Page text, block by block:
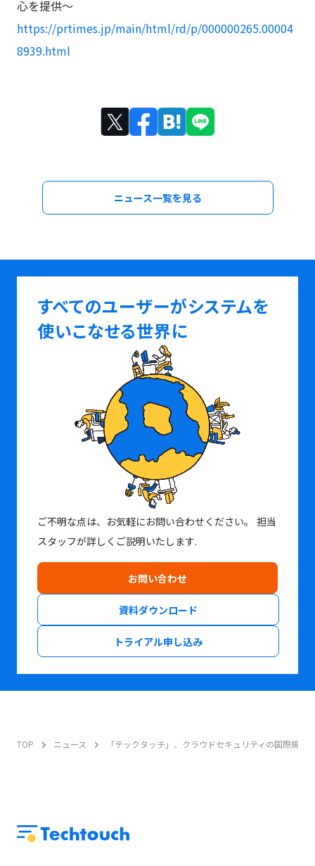
心を提供～
https://prtimes.jp/main/html/rd/p/000000265.00004
8939.html
ニュース一覧を見る
すべてのユーザーがシステムを
使いこなせる世界に
ご不明な点は、お気軽にお問い合わせください。
担当
スタッフが詳しくご説明いたします.
お問い合わせ
資料ダウンロード
トライアル申し込み
TOP ニュース 「テックタッチ」、クラウドセキュリティの国際規格